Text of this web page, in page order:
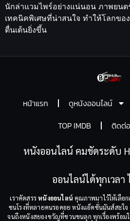
นักล่าแวมไพร์อย่างแน่นอน ภาพยนต
เทคนิคพิเศษที่น่าสนใจ ทำให้โลกขอ
ตื่นเต้นยิ่งขึ้น
หน้าแรก ดูหนังออนไลน์
TOP IMDB
ติดต่
หนังออนไลน์ คมชัดระดับ
ออนไลน์ได้ทุกเวลา
เราคัดสรรหนังออนไลน์ คุณภาพมาไว้ให้เลือ
ชนโรงที่หลายคนรอคอย หนังแอ็คชั่นมันส์สะใจ
จนถึงหนังสยองขวัญที่ชวนขนลุก ทุกเรื่องพร้อม